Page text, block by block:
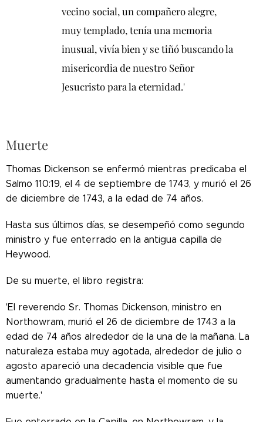
vecino social, un compañero alegre,
muy templado, tenía una memoria
inusual, vivía bien y se tiñó buscando la
misericordia de nuestro Señor
Jesucristo para la eternidad.'
Muerte
Thomas Dickenson se enfermó mientras predicaba el
Salmo 110:19, el 4 de septiembre de 1743, y murió el 26
de diciembre de 1743, a la edad de 74 años.
Hasta sus últimos días, se desempeñó como segundo
ministro y fue enterrado en la antigua capilla de
Heywood.
De su muerte, el libro registra:
'El reverendo Sr. Thomas Dickenson, ministro en
Northowram, murió el 26 de diciembre de 1743 a la
edad de 74 años alrededor de la una de la mañana. La
naturaleza estaba muy agotada, alrededor de julio o
agosto apareció una decadencia visible que fue
aumentando gradualmente hasta el momento de su
muerte.'